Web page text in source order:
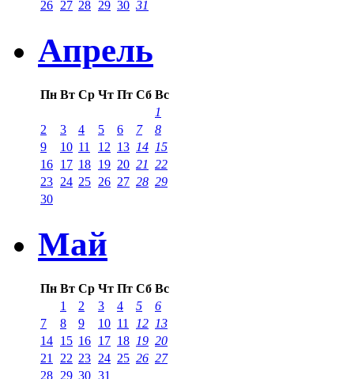
26 27 28 29 30 31
Апрель
Пн Вт Ср Чт Пт Сб Вс
1
2
3 4 5 6 7
8
9
10 11 12 13 14 15
16 17 18 19 20 21 22
23 24 25 26 27 28 29
30
Май
Пн Вт Ср Чт Пт Сб Вс
1
2 3 4 5
6
7
8 9 10 11 12 13
14 15 16 17 18 19 20
21
22 23 24 25 26 27
28 29 30 31